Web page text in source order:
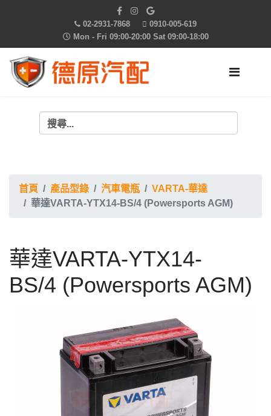
02-2931-7868
0910-005-619
Mon - Fri 09:00-20:00 Sat 09:00-18:00
首頁 產品型錄 汽車電瓶
VARTA-華達
華達VARTA-YTX14-BS/4 (Powersports AGM)
華達VARTA-YTX14-
BS/4 (Powersports AGM)